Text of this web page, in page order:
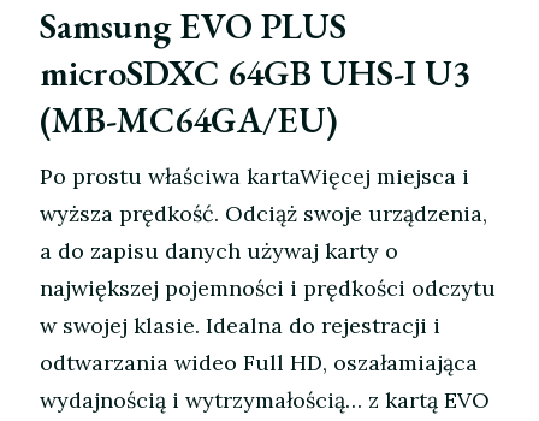
Samsung EVO PLUS
microSDXC 64GB UHS-I U3
(MB-MC64GA/EU)
Po prostu właściwa kartaWięcej miejsca i
wyższa prędkość. Odciąż swoje urządzenia,
a do zapisu danych używaj karty o
największej pojemności i prędkości odczytu
w swojej klasie. Idealna do rejestracji i
odtwarzania wideo Full HD, oszałamiająca
wydajnością i wytrzymałością… z kartą EVO